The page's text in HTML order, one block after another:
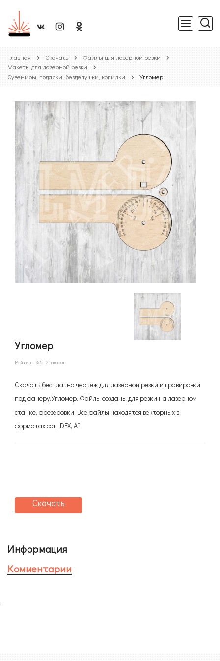
Главная Скачать
Файлы для лазерной резки
Макеты для лазерной резки
Сувениры, подарки, безделушки, копилки
Угломер
Угломер
Рейтинг: 3/5 -2 голосов
Скачать бесплатно чертеж для лазерной резки и гравировки
под фанеру.Угломер. Файлы созданы для резки на лазерном
станке, фрезеровки. Все файлы находятся векторных в
форматах cdr, DFX, AI.
Скачать
Информация
Комментарии
-